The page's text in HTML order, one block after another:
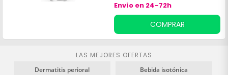
Quemaduras superficiales.
Después de la depilación.
Envío en 24-72h
COMPRAR
LAS MEJORES OFERTAS
Dermatitis perioral
Bebida isotónica